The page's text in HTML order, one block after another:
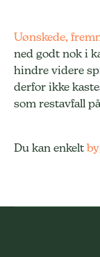
Uønskede,
ned godt nok i
hindre videre
derfor ikke
som restavfall
Du kan enkelt